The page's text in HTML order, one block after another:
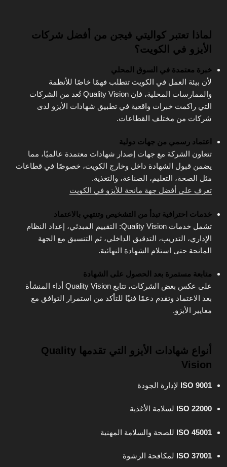
لماذا تعتبر كواليتي فيجن من أفضل شركات
الأيزو في الكويت؟
خبرة معتمدة في السوق المحلي
لأن بيئة العمل في الكويت تتطلب فهمًا خاصًا للأنظمة
والممارسات المحلية، فإن Quality Vision تُعد من الشركات
التي راكمت خبرات واقعية في تطبيق شهادات الأيزو لدى
شركات من مختلف القطاعات.
اعتماد رسمي من جهات دولية
تتعاون الشركة مع جهات إصدار شهادات معتمدة عالميًا، مما
يضمن قبول الشهادة داخل وخارج الكويت، خصوصًا في قطاعات
مثل الصحة، التعليم، الصناعة، والتغذية.
تعرف على أفضل جهة مانحة للأيزو في الكويت
خدمات احترافية تبدأ من التشخيص وتنتهي بالاعتماد
تشمل خدمات Quality Vision: التقييم المبدئي، إعداد النظام
الإداري، التدريب، التدقيق الداخلي، ثم التنسيق مع الجهة
المانحة حتى استلام الشهادة النهائية.
متابعة مستمرة بعد الحصول على الشهادة
على عكس بعض الشركات، تتابع Quality Vision أداء المنشأة
بعد الاعتماد وتقدم دعمًا فنيًا للتأكد من استمرار التوافق مع
معايير الأيزو.
أنواع شهادات الأيزو التي تقدمها Quality
Vision
ISO 9001 لإدارة الجودة
ISO 22000 لسلامة الأغذية
ISO 45001 للصحة والسلامة المهنية
ISO 37001 لمكافحة الرشوة